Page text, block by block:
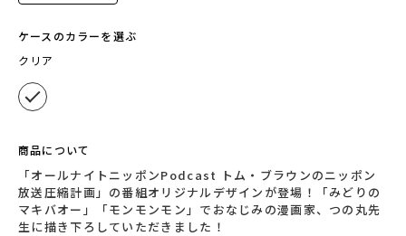
ケースのカラーを選ぶ
クリア
商品について
「オールナイトニッポンPodcast トム・ブラウンのニッポン
放送圧縮計画」の番組オリジナルデザインが登場！「みどりの
マキバオー」「モンモンモン」でおなじみの漫画家、つの丸先
生に描き下ろしていただきました！